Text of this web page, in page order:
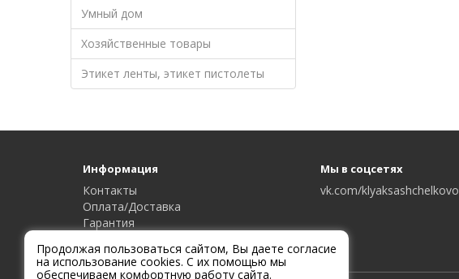
Умный дом
Хозяйственные товары
Этикет ленты, этикет пистолеты
Информация
Контакты
Оплата/Доставка
Гарантия
Мы в соцсетях
vk.com/klyaksashchelkovo
Продолжая пользоваться сайтом, Вы даете согласие
на использование cookies. С их помощью мы
обеспечиваем комфортную работу сайта.